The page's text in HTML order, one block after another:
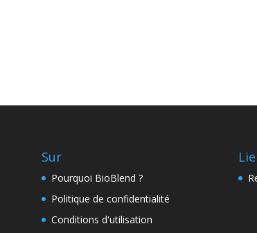
Sur
Pourquoi BioBlend ?
Politique de confidentialité
Conditions d'utilisation